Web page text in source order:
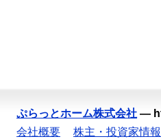
ぷらっとホーム株式会社 —
会社概要
株主・投資家情報